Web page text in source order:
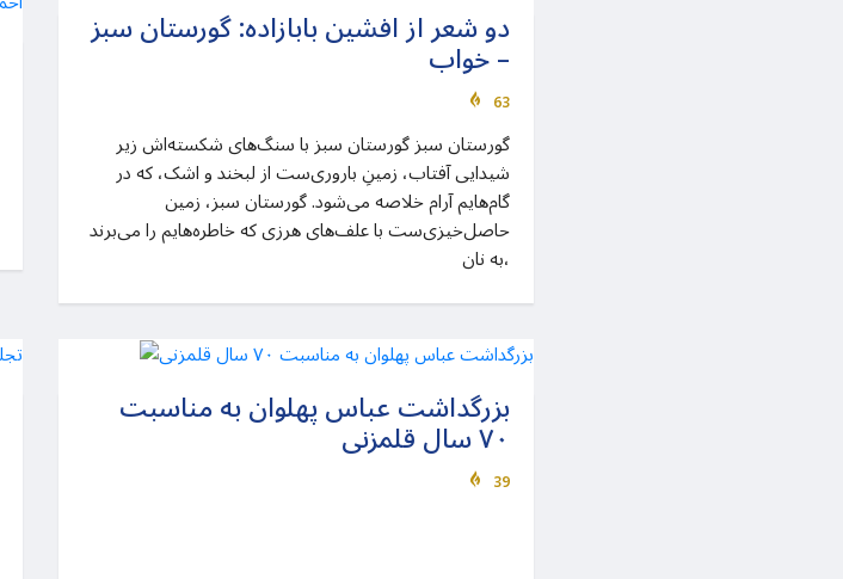
دو شعر از افشین بابازاده: گورستان سبز
– خواب
63
گورستان سبز گورستان سبز با سنگ‌های شکسته‌اش زیر
شیدایی آفتاب، زمینِ باروری‌ست از لبخند و اشک، که در
گام‌هایم آرام خلاصه می‌شود. گورستان سبز، زمین
حاصل‌خیزی‌ست با علف‌های هرزی که خاطره‌هایم را می‌برند
به نان،
بزرگداشت عباس پهلوان به مناسبت
۷۰ سال قلمزنی
39